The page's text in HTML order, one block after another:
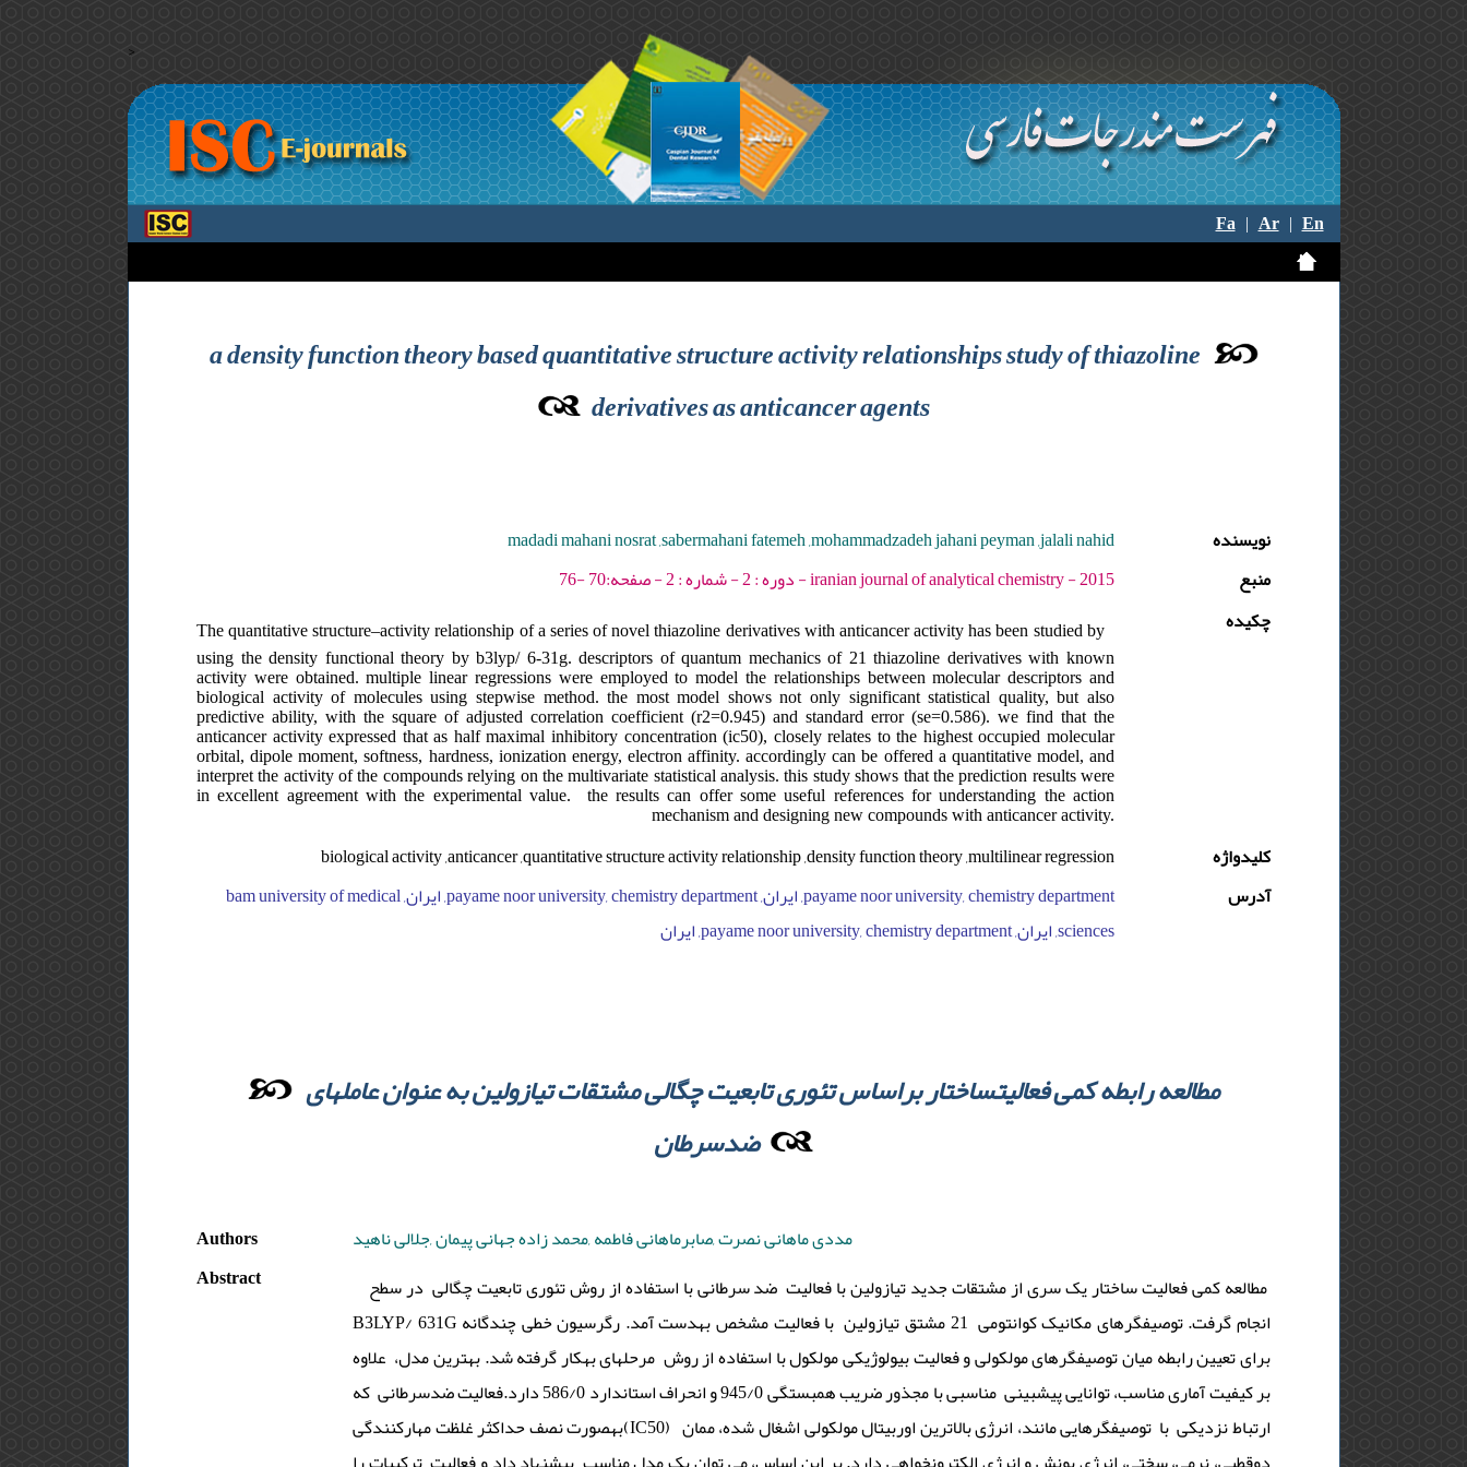
>
Fa|Ar|En
a density function theory based quantitative structure activity relationships study of thiazoline
derivatives as anticancer agents
نویسنده
madadi mahani nosrat ,sabermahani fatemeh ,mohammadzadeh jahani peyman ,jalali nahid
منبع
iranian journal of analytical chemistry - 2015 - دوره : 2 - شماره : 2 - صفحه:70 -76
چکیده
The quantitative structure–activity relationship of a series of novel thiazoline derivatives with anticancer activity has been studied by
using the density functional theory by b3lyp/ 6-31g. descriptors of quantum mechanics of 21 thiazoline derivatives with known
activity were obtained. multiple linear regressions were employed to model the relationships between molecular descriptors and
biological activity of molecules using stepwise method. the most model shows not only significant statistical quality, but also
predictive ability, with the square of adjusted correlation coefficient (r2=0.945) and standard error (se=0.586). we find that the
anticancer activity expressed that as half maximal inhibitory concentration (ic50), closely relates to the highest occupied molecular
orbital, dipole moment, softness, hardness, ionization energy, electron affinity. accordingly can be offered a quantitative model, and
interpret the activity of the compounds relying on the multivariate statistical analysis. this study shows that the prediction results were
in excellent agreement with the experimental value. the results can offer some useful references for understanding the action
mechanism and designing new compounds with anticancer activity.
کلیدواژه
biological activity ,anticancer ,quantitative structure activity relationship ,density function theory ,multilinear regression
آدرس
payame noor university, chemistry department, ایران, payame noor university, chemistry department, ایران, bam university of medical
sciences, ایران, payame noor university, chemistry department, ایران
مطالعه رابطه کمی فعالیتساختار براساس تئوری تابعیت چگالی مشتقات تیازولین به عنوان عاملهای
ضدسرطان
Authors
مددی ماهانی نصرت ,صابرماهانی فاطمه ,محمد زاده جهانی پیمان ,جلالی ناهید
Abstract
مطالعه کمی فعالیت ساختار یک سری از مشتقات جدید تیازولین با فعالیت ضد سرطانی با استفاده از روش تئوری تابعیت چگالی در سطح
B3LYP/ 631G انجام گرفت. توصیفگرهای مکانیک کوانتومی 21 مشتق تیازولین با فعالیت مشخص به­دست آمد. رگرسیون خطی چند­گانه
برای تعیین رابطه میان توصیفگرهای مولکولی و فعالیت بیولوژیکی مولکول با استفاده از روش مرحله­ای به­کار گرفته شد. بهترین مدل، علاوه
بر کیفیت آماری مناسب، توانایی پیش­بینی مناسبی با مجذور ضریب همبستگی 945/0 و انحراف استاندارد 586/0 دارد.فعالیت ضدسرطانی که
به­صورت نصف حداکثر غلظت مهار­کنندگی(IC50) ارتباط نزدیکی با توصیفگرهایی مانند، انرژی بالاترین اوربیتال مولکولی اشغال شده، ممان